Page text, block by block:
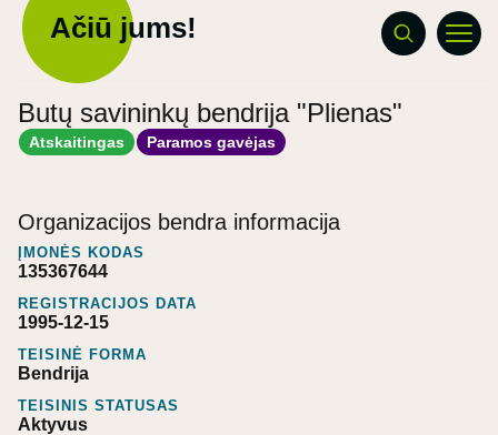
Ačiū jums!
Butų savininkų bendrija "Plienas"
Atskaitingas Paramos gavėjas
Organizacijos bendra informacija
ĮMONĖS KODAS
135367644
REGISTRACIJOS DATA
1995-12-15
TEISINĖ FORMA
Bendrija
TEISINIS STATUSAS
Aktyvus